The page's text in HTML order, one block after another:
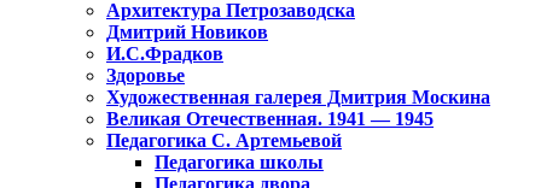
Архитектура Петрозаводска
Дмитрий Новиков
И.С.Фрадков
Здоровье
Художественная галерея Дмитрия Москина
Великая Отечественная. 1941 — 1945
Педагогика С. Артемьевой
Педагогика школы